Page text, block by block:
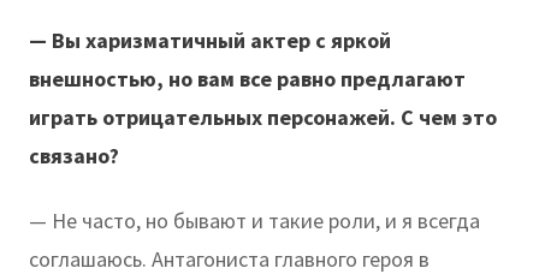
— Вы харизматичный актер с яркой
внешностью, но вам все равно предлагают
играть отрицательных персонажей. С чем это
связано?
— Не часто, но бывают и такие роли, и я всегда
соглашаюсь. Антагониста главного героя в